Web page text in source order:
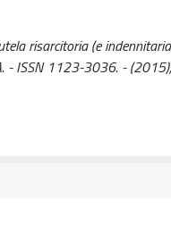
risarcitoria (e
- ISSN 1123-3036. -